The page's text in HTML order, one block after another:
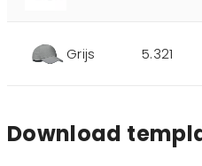
Grijs 5.321
Download